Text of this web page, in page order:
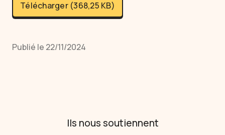
Télécharger (368,25 KB)
Publié le 22/11/2024
Ils nous soutiennent